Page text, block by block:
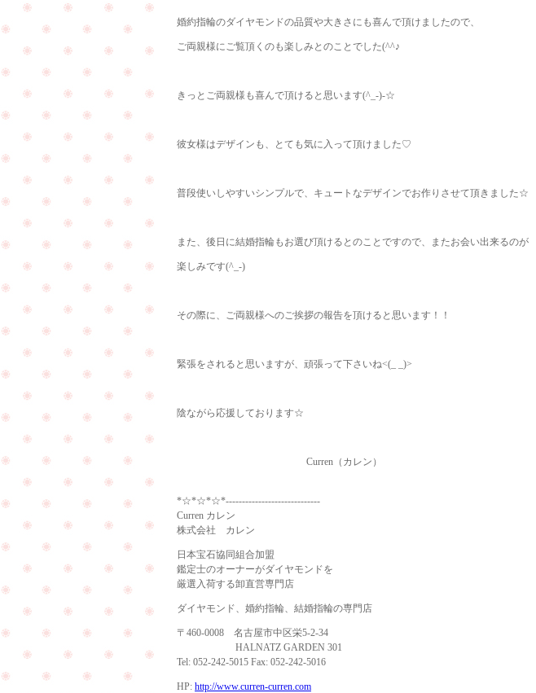
婚約指輪のダイヤモンドの品質や大きさにも喜んで頂けましたので、
ご両親様にご覧頂くのも楽しみとのことでした(^^♪
きっとご両親様も喜んで頂けると思います(^_-)-☆
彼女様はデザインも、とても気に入って頂けました♡
普段使いしやすいシンプルで、キュートなデザインでお作りさせて頂きました☆
また、後日に結婚指輪もお選び頂けるとのことですので、またお会い出来るのが
楽しみです(^_-)
その際に、ご両親様へのご挨拶の報告を頂けると思います！！
緊張をされると思いますが、頑張って下さいね<(_ _)>
陰ながら応援しております☆
Curren（カレン）
*☆*☆*☆*-----------------------------
Curren カレン
株式会社 カレン
日本宝石協同組合加盟
鑑定士のオーナーがダイヤモンドを
厳選入荷する卸直営専門店
ダイヤモンド、婚約指輪、結婚指輪の専門店
〒460-0008 名古屋市中区栄5-2-34
HALNATZ GARDEN 301
Tel: 052-242-5015 Fax: 052-242-5016
HP: http://www.curren-curren.com